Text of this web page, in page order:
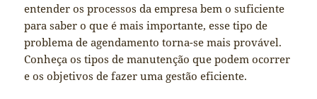
entender os processos da empresa bem o suficiente
para saber o que é mais importante, esse tipo de
problema de agendamento torna-se mais provável.
Conheça os tipos de manutenção que podem ocorrer
e os objetivos de fazer uma gestão eficiente.